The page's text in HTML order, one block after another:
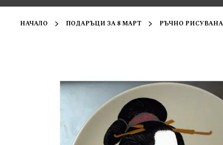
НАЧАЛО ПОДАРЪЦИ ЗА 8 МАРТ РЪЧНО